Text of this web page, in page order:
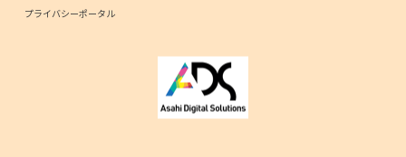
プライバシーポータル